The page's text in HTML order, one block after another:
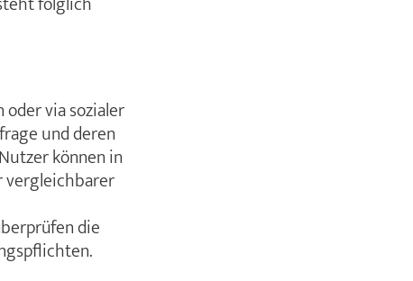
via sozialer
und deren
können in
vergleichbarer
die